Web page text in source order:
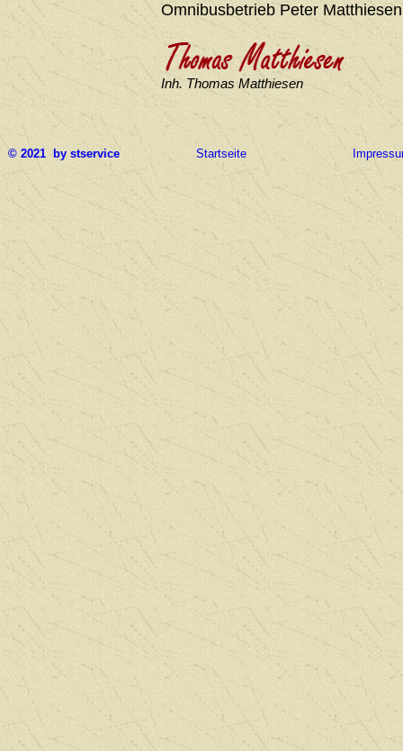
Omnibusbetrieb Peter Matthiesen
Inh. Thomas Matthiesen
© 2021 by stservice Startseite